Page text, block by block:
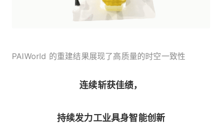
PAIWorld 的重建结果展现了高质量的时空一致性
连续斩获佳绩，
持续发力工业具身智能创新